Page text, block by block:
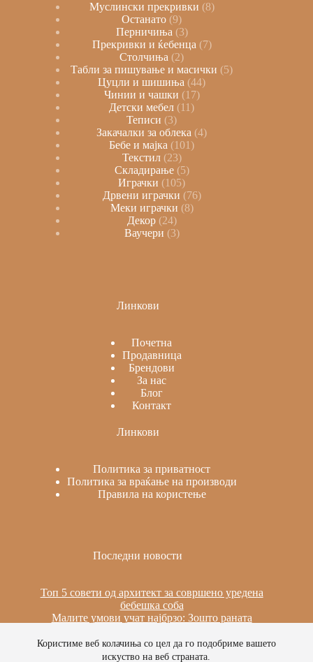
Користиме веб колачиња со цел да го подобриме вашето
искуство на веб страната.
Муслински прекривки 8
Останато 9
Перничиња 3
Прекривки и ќебенца 7
Столчиња
2
Табли за пишување и масички
5
Цуцли и шишиња 44
Чинии и чашки 17
Детски мебел
11
Теписи
3
Закачалки за облека 4
Бебе и мајка
101
Текстил 23
Складирање 5
Играчки
105
Дрвени играчки 76
Меки играчки 8
Декор 24
Ваучери 3
Линкови
Почетна
Продавница
Брендови
За нас
Блог
Контакт
Линкови
Политика за приватност
Политика за враќање на производи
Правила на користење
Последни новости
Топ 5 совети од архитект за совршено уредена
бебешка соба
Малите умови учат најбрзо: Зошто раната
Сила, стабилност и мир: Пилатес на реформер за
време на бременоста